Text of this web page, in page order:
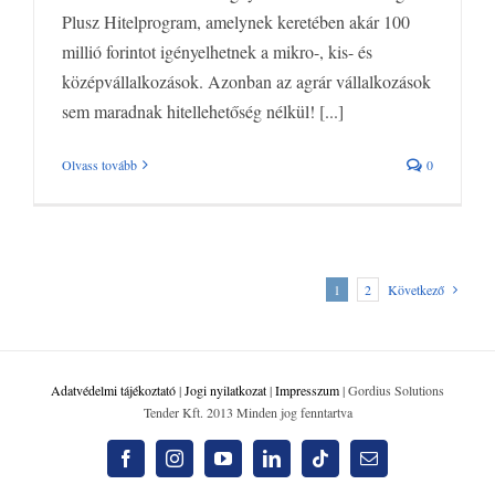
Plusz Hitelprogram, amelynek keretében akár 100
millió forintot igényelhetnek a mikro-, kis- és
középvállalkozások. Azonban az agrár vállalkozások
sem maradnak hitellehetőség nélkül! [...]
Olvass tovább 0
1 2 Következő
Adatvédelmi tájékoztató|Jogi nyilatkozat|Impresszum| Gordius Solutions
Tender Kft. 2013 Minden jog fenntartva
FacebookInstagramYouTubeLinkedInTiktokEmail: